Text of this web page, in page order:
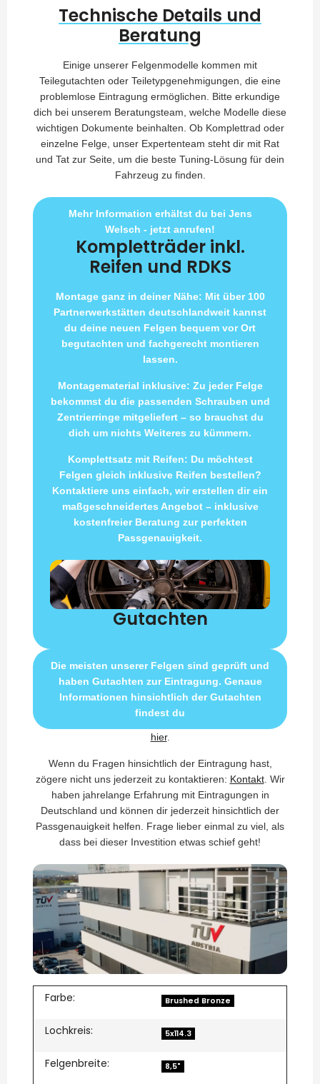
Technische Details und
Beratung
Einige unserer Felgenmodelle kommen mit
Teilegutachten oder Teiletypgenehmigungen, die eine
problemlose Eintragung ermöglichen. Bitte erkundige
dich bei unserem Beratungsteam, welche Modelle diese
wichtigen Dokumente beinhalten. Ob Komplettrad oder
einzelne Felge, unser Expertenteam steht dir mit Rat
und Tat zur Seite, um die beste Tuning-Lösung für dein
Fahrzeug zu finden.
Mehr Information erhältst du bei Jens
Welsch - jetzt anrufen!
Kompletträder inkl.
Reifen und RDKS
Montage ganz in deiner Nähe: Mit über 100
Partnerwerkstätten deutschlandweit kannst
du deine neuen Felgen bequem vor Ort
begutachten und fachgerecht montieren
lassen.
Montagematerial inklusive: Zu jeder Felge
bekommst du die passenden Schrauben und
Zentrierringe mitgeliefert – so brauchst du
dich um nichts Weiteres zu kümmern.
Komplettsatz mit Reifen: Du möchtest
Felgen gleich inklusive Reifen bestellen?
Kontaktiere uns einfach, wir erstellen dir ein
maßgeschneidertes Angebot – inklusive
kostenfreier Beratung zur perfekten
Passgenauigkeit.
Gutachten
Die meisten unserer Felgen sind geprüft und
haben Gutachten zur Eintragung. Genaue
Informationen hinsichtlich der Gutachten
findest du
hier.
Wenn du Fragen hinsichtlich der Eintragung hast,
zögere nicht uns jederzeit zu kontaktieren: Kontakt. Wir
haben jahrelange Erfahrung mit Eintragungen in
Deutschland und können dir jederzeit hinsichtlich der
Passgenauigkeit helfen. Frage lieber einmal zu viel, als
dass bei dieser Investition etwas schief geht!
Farbe: Brushed Bronze
Lochkreis: 5x114.3
Felgenbreite: 8,5"